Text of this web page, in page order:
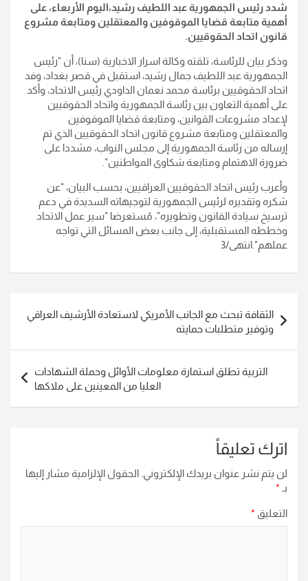
شدد رئيس الجمهورية عبد اللطيف رشيد،اليوم الأربعاء، على
أهمية متابعة قضايا الموقوفين والمعتقلين ومتابعة مشروع
قانون اتحاد الحقوقيين.
وذكر بيان للرئاسة، تلقته وكالة اسرار الاخبارية (سنا)، أن "رئيس
الجمهورية عبد اللطيف جمال رشيد، استقبل في قصر بغداد، وفد
اتحاد الحقوقيين برئاسة محمد نعمان الداودي رئيس الاتحاد، وأكد
على أهمية التعاون بين رئاسة الجمهورية واتحاد الحقوقيين
لإعداد مشروعات القوانين، ومتابعة قضايا الموقوفين
والمعتقلين ومتابعة مشروع قانون اتحاد الحقوقيين الذي تم
إرساله من رئاسة الجمهورية إلى مجلس النواب، مشددا على
ضرورة الاهتمام ومتابعة شكاوى المواطنين".
وأعرب رئيس اتحاد الحقوقيين العراقيين، بحسب البيان، "عن
شكره وتقديره لرئيس الجمهورية لتوجيهاته السديدة في دعم
ترسيخ سيادة القانون وتطويره"، مُستعرضا "سير عمل الاتحاد
وخططه المستقبلية، إلى جانب بعض المسائل التي تواجه
عملهم".انتهى/3
المقالات
الثقافة تبحث مع الجانب الأمريكي لاستعادة الأرشيف العراقي
وتوفير متطلبات حمايته
التربية تطلق استمارة معلومات الأوائل وحملة الشهادات
العليا من المعينين على ملاكها
اترك تعليقاً
لن يتم نشر عنوان بريدك الإلكتروني. الحقول الإلزامية مشار إليها
بـ *
التعليق *